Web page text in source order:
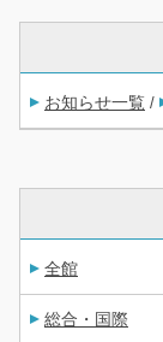
お知らせ一覧 /
全館
総合・国際